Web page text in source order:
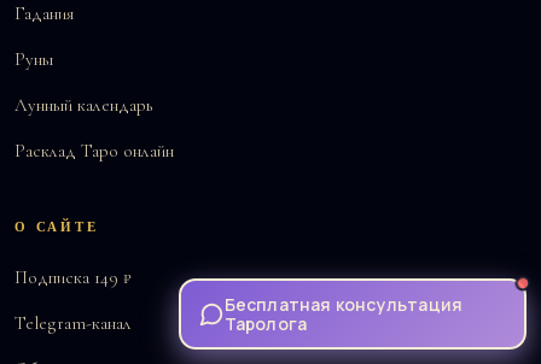
Гадания
Руны
Лунный календарь
Расклад Таро онлайн
О САЙТЕ
Подписка 149 ₽
Telegram-канал
Бесплатная консультация
Таролога